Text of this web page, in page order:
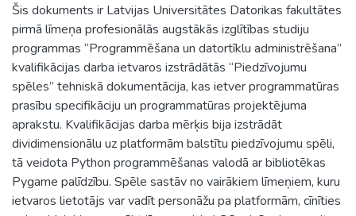
Šis dokuments ir Latvijas Universitātes Datorikas fakultātes
pirmā līmeņa profesionālās augstākās izglītības studiju
programmas “Programmēšana un datortīklu administrēšana”
kvalifikācijas darba ietvaros izstrādātās “Piedzīvojumu
spēles” tehniskā dokumentācija, kas ietver programmatūras
prasību specifikāciju un programmatūras projektējuma
aprakstu. Kvalifikācijas darba mērķis bija izstrādāt
dividimensionālu uz platformām balstītu piedzīvojumu spēli,
tā veidota Python programmēšanas valodā ar bibliotēkas
Pygame palīdzību. Spēle sastāv no vairākiem līmeņiem, kuru
ietvaros lietotājs var vadīt personāžu pa platformām, cīnīties